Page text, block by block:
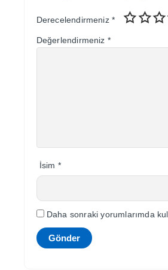
Derecelendirmeniz*
Değerlendirmeniz *
İsim *
Daha sonraki yorumlarımda